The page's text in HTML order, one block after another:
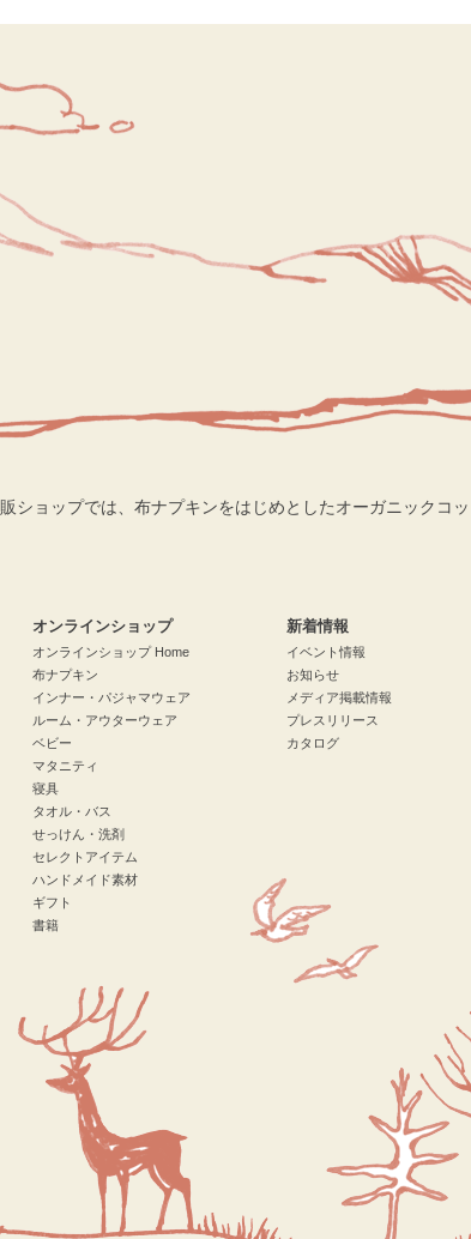
ショップでは、布ナプキンをはじめとしたオーガニックコ
オンラインショップ
オンラインショップ Home
布ナプキン
インナー・パジャマウェア
ルーム・アウターウェア
ベビー
マタニティ
寝具
タオル・バス
せっけん・洗剤
セレクトアイテム
ハンドメイド素材
ギフト
書籍
新着情報
イベント情報
お知らせ
メディア掲載情報
プレスリリース
カタログ